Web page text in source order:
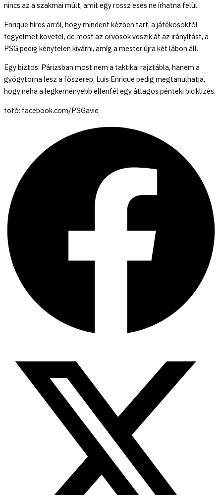
nincs az a szakmai múlt, amit egy rossz esés ne írhatna felül.
Enrique híres arról, hogy mindent kézben tart, a játékosoktól
fegyelmet követel, de most az orvosok veszik át az irányítást, a
PSG pedig kénytelen kivárni, amíg a mester újra két lábon áll.
Egy biztos: Párizsban most nem a taktikai rajztábla, hanem a
gyógytorna lesz a főszerep, Luis Enrique pedig megtanulhatja,
hogy néha a legkeményebb ellenfél egy átlagos pénteki biciklizés.
fotó: facebook.com/PSGavie